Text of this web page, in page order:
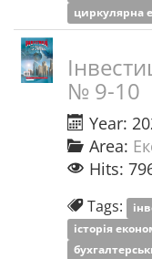
циркулярна
№ 9-10
Year:
Area:
Hits:
Tags:
історія